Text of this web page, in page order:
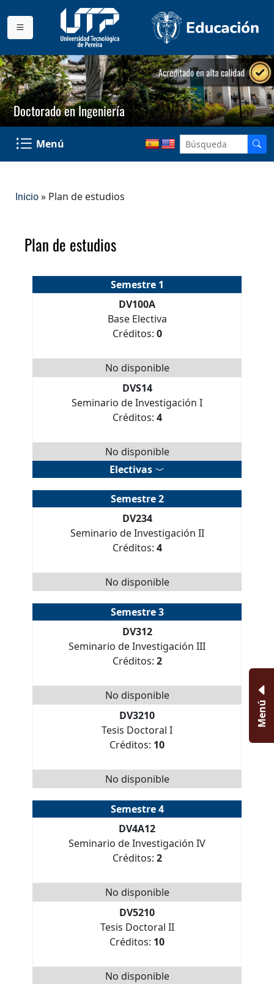
Doctorado en Ingeniería
Menú
Inicio » Plan de estudios
Plan de estudios
Semestre 1
DV100A
Base Electiva
Créditos: 0
No disponible
DVS14
Seminario de Investigación I
Créditos: 4
No disponible
Electivas
Semestre 2
DV234
Seminario de Investigación II
Créditos: 4
No disponible
Semestre 3
DV312
Seminario de Investigación III
Créditos: 2
No disponible
DV3210
Tesis Doctoral I
Créditos: 10
No disponible
Semestre 4
DV4A12
Seminario de Investigación IV
Créditos: 2
No disponible
DV5210
Tesis Doctoral II
Créditos: 10
No disponible
Menú